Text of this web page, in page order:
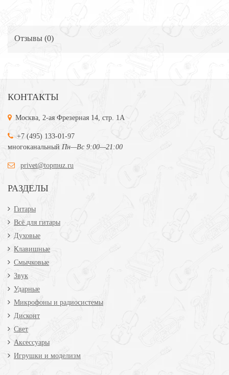
Отзывы (0)
КОНТАКТЫ
Москва, 2-ая Фрезерная 14, стр. 1А
+7 (495) 133-01-97
многоканальный Пн—Вс 9:00—21:00
privet@topmuz.ru
РАЗДЕЛЫ
Гитары
Всё для гитары
Духовые
Клавишные
Смычковые
Звук
Ударные
Микрофоны и радиосистемы
Дисконт
Свет
Аксессуары
Игрушки и моделизм